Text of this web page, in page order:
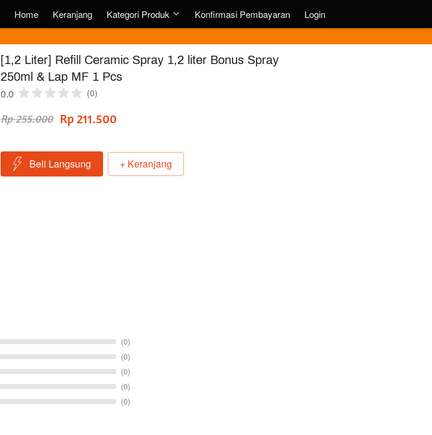
Home Keranjang Kategori Produk Konfirmasi Pembayaran Login
[1,2 Liter] Refill Ceramic Spray 1,2 liter Bonus Spray
250ml & Lap MF 1 Pcs
0.0 (0)
Rp 255.000 Rp 211.500
` Beli Langsung `+ Keranjang
(0)
(0)
(0)
(0)
(0)